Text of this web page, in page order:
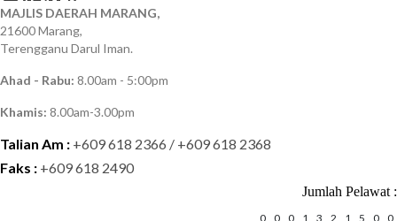
MAJLIS DAERAH MARANG,
21600 Marang,
Terengganu Darul Iman.
Ahad - Rabu: 8.00am - 5:00pm
Khamis: 8.00am-3.00pm
Talian Am : +609 618 2366 / +609 618 2368
Faks : +609 618 2490
Jumlah Pelawat :
0 0 0 1 3 2 1 5 0 0